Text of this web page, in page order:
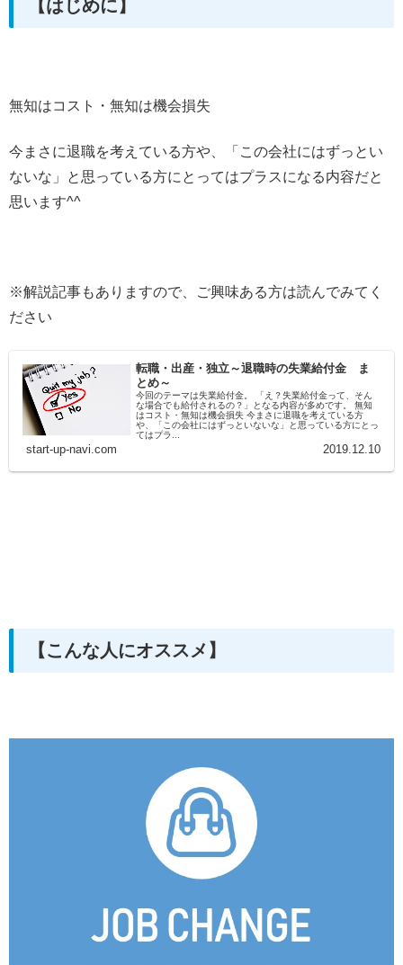
【はじめに】
無知はコスト・無知は機会損失
今まさに退職を考えている方や、「この会社にはずっとい
ないな」と思っている方にとってはプラスになる内容だと
思います^^
※解説記事もありますので、ご興味ある方は読んでみてく
ださい
転職・出産・独立～退職時の失業給付金 ま
とめ～
今回のテーマは失業給付金。 「え？失業給付金って、そん
な場合でも給付されるの？」となる内容が多めです。 無知
はコスト・無知は機会損失 今まさに退職を考えている方
や、「この会社にはずっといないな」と思っている方にとっ
てはプラ...
start-up-navi.com 2019.12.10
【こんな人にオススメ】